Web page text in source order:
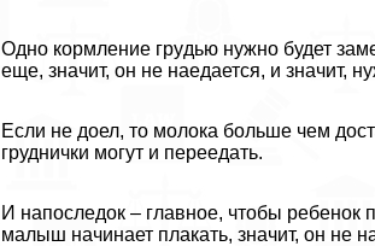
Одно кормление гpyдью нужно будет
еще, значит, он не наедается, и значит,
Если не доел, то молока больше чем
груднички могут и переедать.
И напоследок – главное, чтобы
малыш начинает плакать, значит, он не